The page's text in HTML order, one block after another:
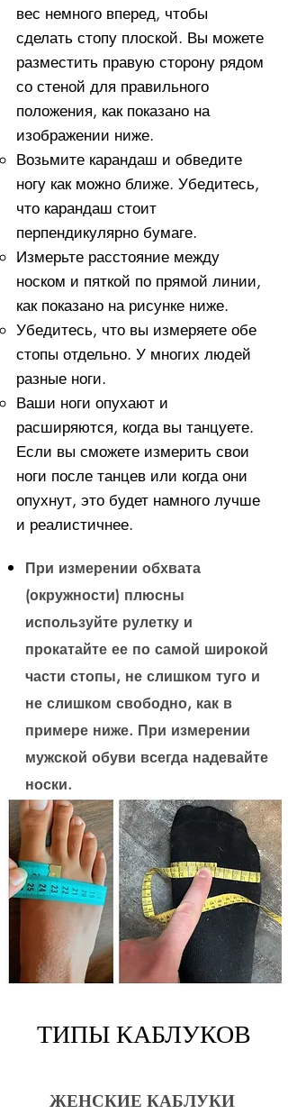
вес немного вперед, чтобы
сделать стопу плоской. Вы можете
разместить правую сторону рядом
со стеной для правильного
положения, как показано на
изображении ниже.
Возьмите карандаш и обведите
ногу как можно ближе. Убедитесь,
что карандаш стоит
перпендикулярно бумаге.
Измерьте расстояние между
носком и пяткой по прямой линии,
как показано на рисунке ниже.
Убедитесь, что вы измеряете обе
стопы отдельно. У многих людей
разные ноги.
Ваши ноги опухают и
расширяются, когда вы танцуете.
Если вы сможете измерить свои
ноги после танцев или когда они
опухнут, это будет намного лучше
и реалистичнее.
При измерении обхвата
(окружности) плюсны
используйте рулетку и
прокатайте ее по самой широкой
части стопы, не слишком туго и
не слишком свободно, как в
примере ниже. При измерении
мужской обуви всегда надевайте
носки.
ТИПЫ КАБЛУКОВ
ЖЕНСКИЕ КАБЛУКИ